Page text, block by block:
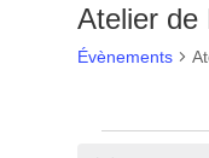
Atelier de
Évènements